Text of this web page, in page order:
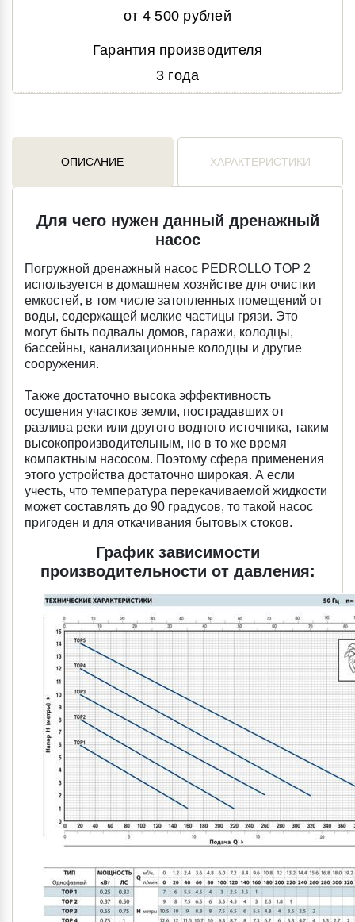
от 4 500 рублей
Гарантия производителя
3 года
ОПИСАНИЕ ХАРАКТЕРИСТИКИ
Для чего нужен данный дренажный
насос
Погружной дренажный насос PEDROLLO TOP 2
используется в домашнем хозяйстве для очистки
емкостей, в том числе затопленных помещений от
воды, содержащей мелкие частицы грязи. Это
могут быть подвалы домов, гаражи, колодцы,
бассейны, канализационные колодцы и другие
сооружения.
Также достаточно высока эффективность
осушения участков земли, пострадавших от
разлива реки или другого водного источника, таким
высокопроизводительным, но в то же время
компактным насосом. Поэтому сфера применения
этого устройства достаточно широкая. А если
учесть, что температура перекачиваемой жидкости
может составлять до 90 градусов, то такой насос
пригоден и для откачивания бытовых стоков.
График зависимости
производительности от давления: